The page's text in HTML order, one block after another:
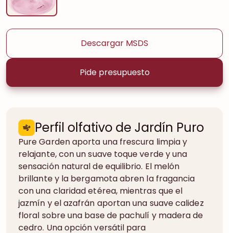
Descargar MSDS
Pide presupuesto
Perfil olfativo de Jardín Puro
Pure Garden aporta una frescura limpia y
relajante, con un suave toque verde y una
sensación natural de equilibrio. El melón
brillante y la bergamota abren la fragancia
con una claridad etérea, mientras que el
jazmín y el azafrán aportan una suave calidez
floral sobre una base de pachulí y madera de
cedro. Una opción versátil para